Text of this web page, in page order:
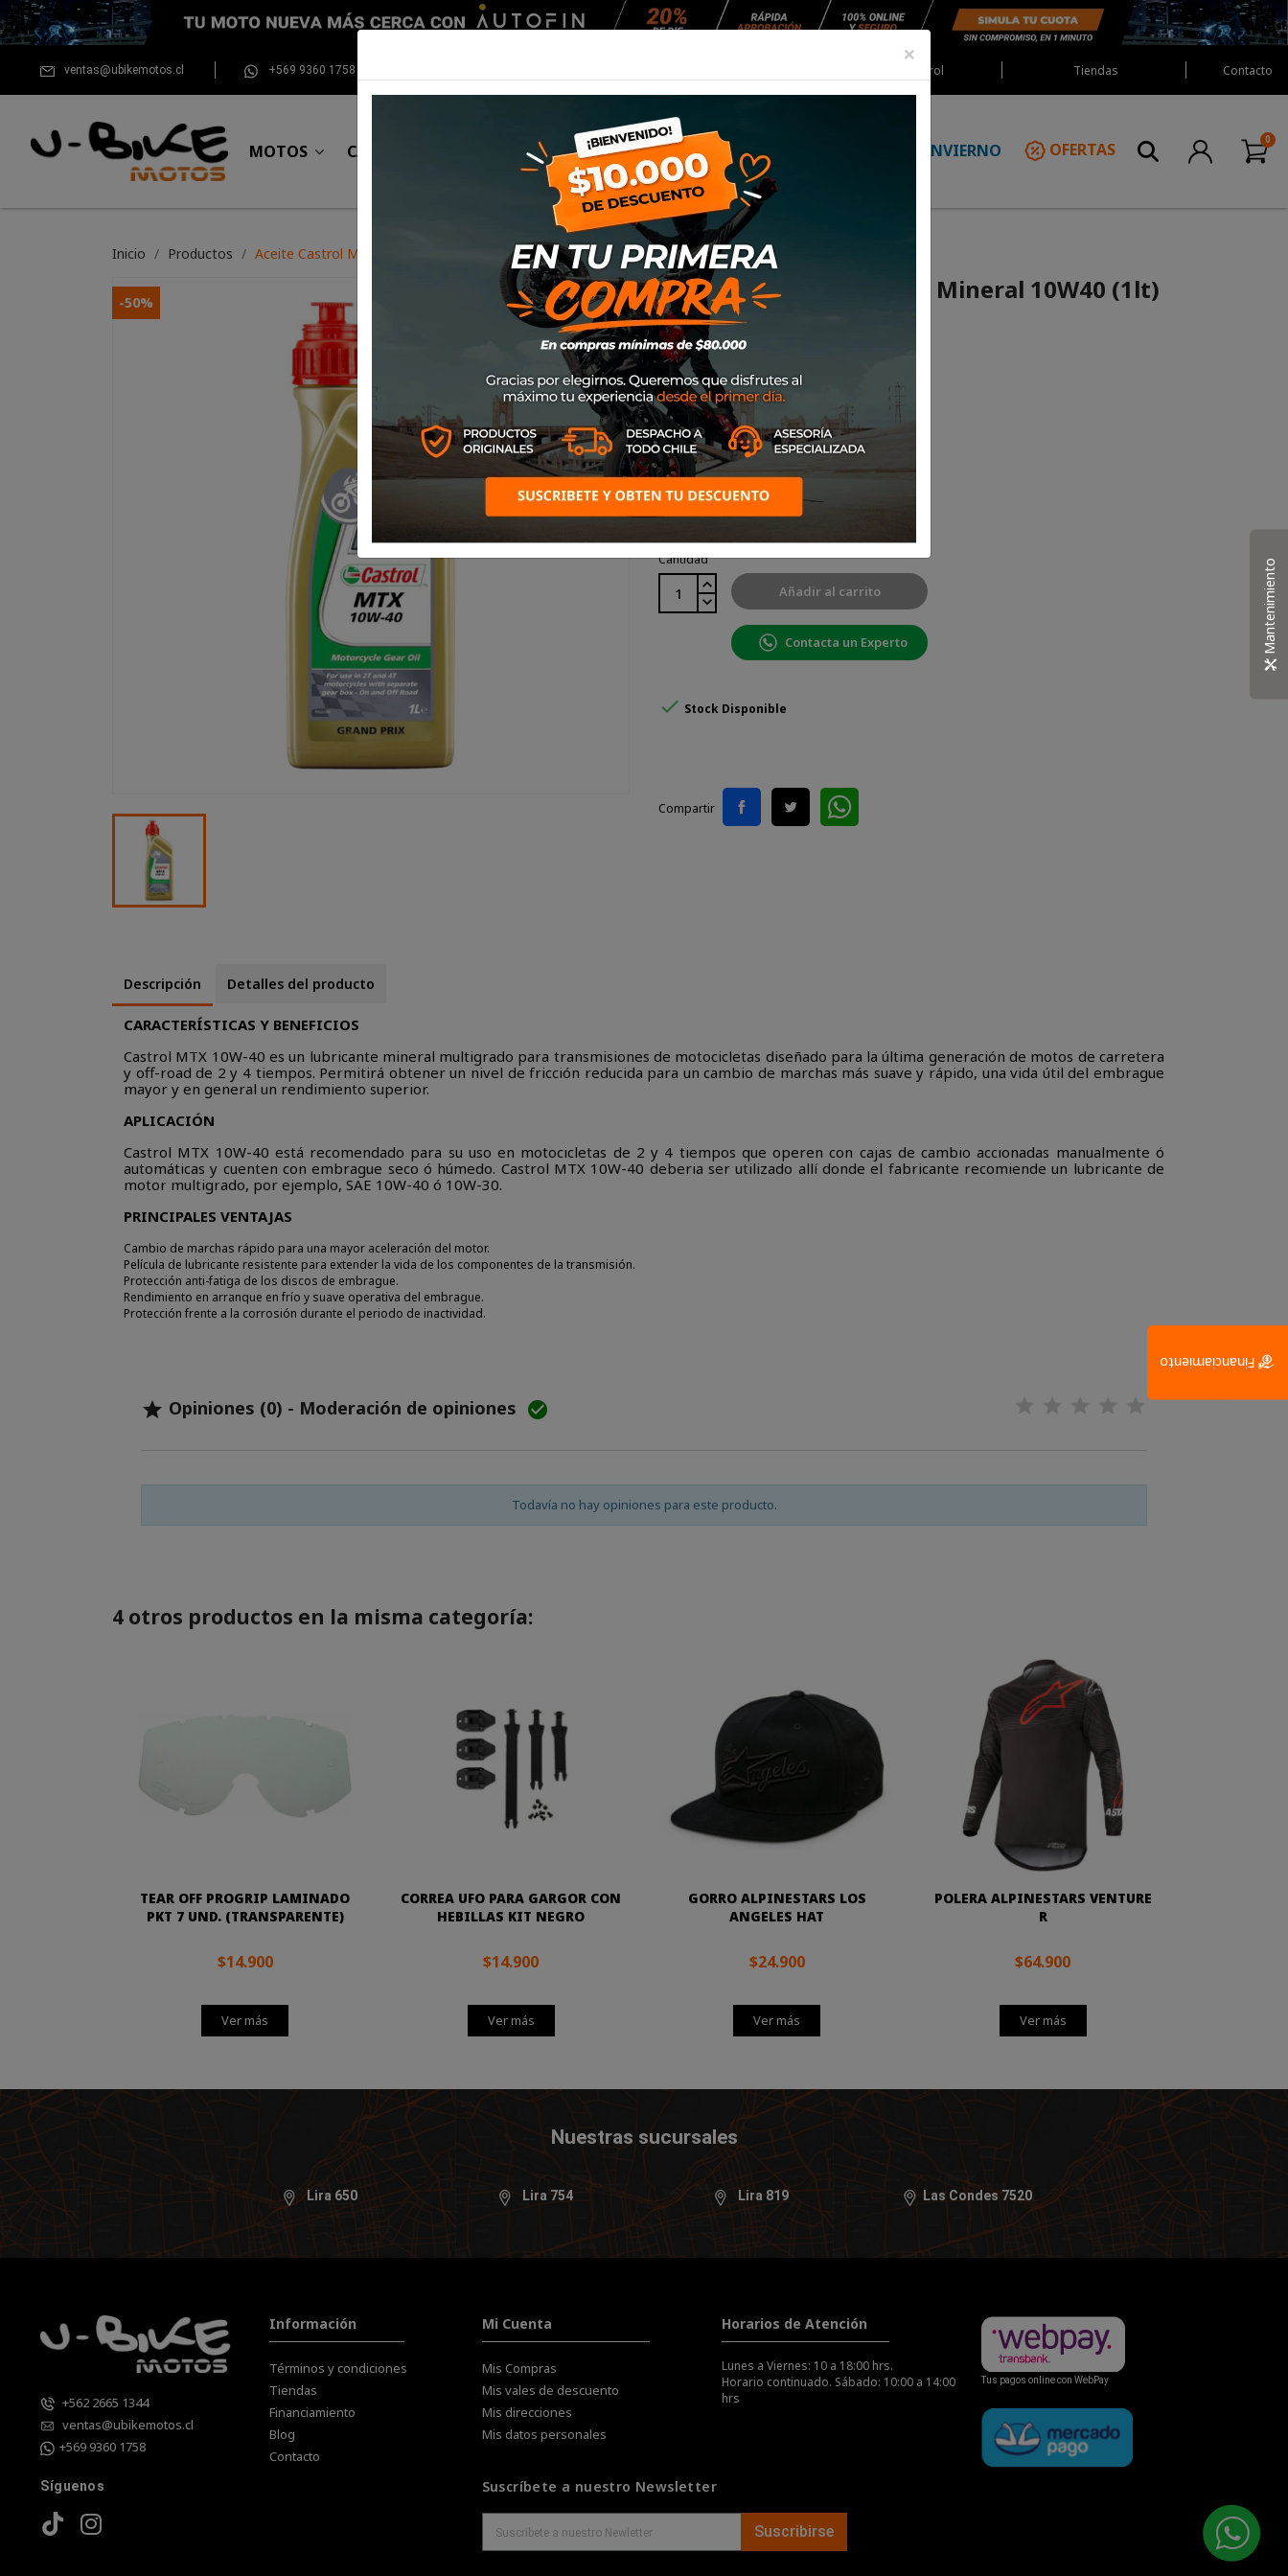
ventas@ubikemotos.cl +569 9360 1758 Red Castrol Tiendas Contacto
MOTOS CASCOS EQUIPAMIENTO NEUMÁTICOS MANTENCIÓN INVIERNO OFERTAS
Inicio Productos Aceite Castrol MTX Bike Mineral 10W40 (1lt)
-50% Aceite Castrol MTX Bike Mineral 10W40 (1lt)
SKU15AF5C
$6.950 50% DE DESCUENTO
$13.900
Viscosidad: 0W20
Cantidad
Añadir al carrito
Contacta un Experto
 Stock Disponible
Compartir
Descripción Detalles del producto
CARACTERÍSTICAS Y BENEFICIOS
Castrol MTX 10W-40 es un lubricante mineral multigrado para transmisiones de motocicletas diseñado para la última generación de motos de carretera
y off-road de 2 y 4 tiempos. Permitirá obtener un nivel de fricción reducida para un cambio de marchas más suave y rápido, una vida útil del embrague
mayor y en general un rendimiento superior.
APLICACIÓN
Castrol MTX 10W-40 está recomendado para su uso en motocicletas de 2 y 4 tiempos que operen con cajas de cambio accionadas manualmente ó
automáticas y cuenten con embrague seco ó húmedo. Castrol MTX 10W-40 deberia ser utilizado allí donde el fabricante recomiende un lubricante de
motor multigrado, por ejemplo, SAE 10W-40 ó 10W-30.
PRINCIPALES VENTAJAS
Cambio de marchas rápido para una mayor aceleración del motor.
Película de lubricante resistente para extender la vida de los componentes de la transmisión.
Protección anti-fatiga de los discos de embrague.
Rendimiento en arranque en frío y suave operativa del embrague.
Protección frente a la corrosión durante el periodo de inactividad.
 Opiniones (0) - Moderación de opiniones 
Todavía no hay opiniones para este producto.
4 otros productos en la misma categoría:
TEAR OFF PROGRIP LAMINADO
PKT 7 UND. (TRANSPARENTE)
$14.900
Ver más
CORREA UFO PARA GARGOR CON
HEBILLAS KIT NEGRO
$14.900
Ver más
GORRO ALPINESTARS LOS
ANGELES HAT
$24.900
Ver más
POLERA ALPINESTARS VENTURE
R
$64.900
Ver más
Nuestras sucursales
Lira 650 Lira 754 Lira 819 Las Condes 7520
+562 2665 1344
ventas@ubikemotos.cl
+569 9360 1758
Síguenos
Información
Términos y condiciones
Tiendas
Financiamiento
Blog
Contacto
Mi Cuenta
Mis Compras
Mis vales de descuento
Mis direcciones
Mis datos personales
Horarios de Atención
Lunes a Viernes: 10 a 18:00 hrs.
Horario continuado. Sábado: 10:00 a 14:00
hrs
Suscríbete a nuestro Newsletter
Suscribirse
Tus pagos online con WebPay
×
Mantenimiento
Financiamiento